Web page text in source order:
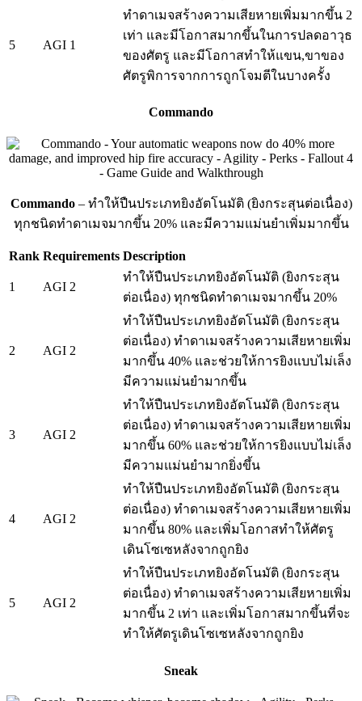
5 AGI 1
ทำดาเมจสร้างความเสียหายเพิ่มมากขึ้น 2
เท่า และมีโอกาสมากขึ้นในการปลดอาวุธ
ของศัตรู และมีโอกาสทำให้แขน,ขาของ
ศัตรูพิการจากการถูกโจมตีในบางครั้ง
Commando
Commando– ทำให้ปืนประเภทยิงอัตโนมัติ (ยิงกระสุนต่อเนื่อง)
ทุกชนิดทำดาเมจมากขึ้น 20% และมีความแม่นยำเพิ่มมากขึ้น
Rank Requirements Description
1 AGI 2
ทำให้ปืนประเภทยิงอัตโนมัติ (ยิงกระสุน
ต่อเนื่อง) ทุกชนิดทำดาเมจมากขึ้น 20%
2 AGI 2
ทำให้ปืนประเภทยิงอัตโนมัติ (ยิงกระสุน
ต่อเนื่อง) ทำดาเมจสร้างความเสียหายเพิ่ม
มากขึ้น 40% และช่วยให้การยิงแบบไม่เล็ง
มีความแม่นยำมากขึ้น
3 AGI 2
ทำให้ปืนประเภทยิงอัตโนมัติ (ยิงกระสุน
ต่อเนื่อง) ทำดาเมจสร้างความเสียหายเพิ่ม
มากขึ้น 60% และช่วยให้การยิงแบบไม่เล็ง
มีความแม่นยำมากยิ่งขึ้น
4 AGI 2
ทำให้ปืนประเภทยิงอัตโนมัติ (ยิงกระสุน
ต่อเนื่อง) ทำดาเมจสร้างความเสียหายเพิ่ม
มากขึ้น 80% และเพิ่มโอกาสทำให้ศัตรู
เดินโซเซหลังจากถูกยิง
5 AGI 2
ทำให้ปืนประเภทยิงอัตโนมัติ (ยิงกระสุน
ต่อเนื่อง) ทำดาเมจสร้างความเสียหายเพิ่ม
มากขึ้น 2 เท่า และเพิ่มโอกาสมากขึ้นที่จะ
ทำให้ศัตรูเดินโซเซหลังจากถูกยิง
Sneak